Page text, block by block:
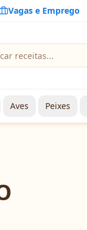
Vagas e Emprego
Aves Peixes